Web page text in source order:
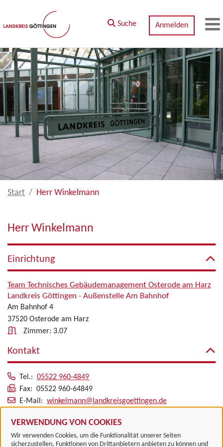
Zum Hauptinhalt springen
VERWENDUNG VON COOKIES
Wir verwenden Cookies, um die Funktionalität unserer Seiten
sicherzustellen, Funktionen von Drittanbietern anbieten zu können und
Suche Anmelden
Start Herr Winkelmann
Herr Winkelmann
Einrichtung
Team Technisches Gebäudemanagement Osterode am Harz
Landkreis Göttingen - Außenstelle Am Bahnhof
Am Bahnhof 4
37520 Osterode am Harz
Zimmer: 3.07
Kontakt
Tel.: 05522 960-4849
Fax: 05522 960-64849
E-Mail: winkelmann@landkreisgoettingen.de
Alle zugeordneten Einrichtungen